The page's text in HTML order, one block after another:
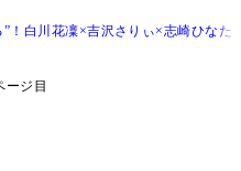
！白川花凜×吉沢さりぃ×志崎ひなた
ージ目